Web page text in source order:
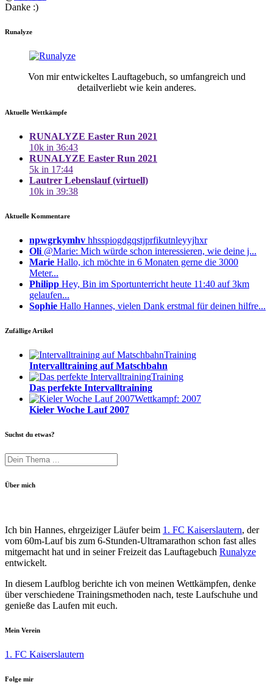
Danke :)
Runalyze
Von mir entwickeltes Lauftagebuch, so umfangreich und
detailverliebt wie kein anderes.
Aktuelle Wettkämpfe
RUNALYZE Easter Run 2021
10k in 36:43
RUNALYZE Easter Run 2021
5k in 17:44
Lautrer Lebenslauf (virtuell)
10k in 39:38
Aktuelle Kommentare
npwgrkymhv hhsspiogdgqstjprfikutnleyyjhxr
Oli @Marie: Mich würde schon interessieren, wie deine j...
Marie Hallo, ich möchte in 6 Monaten gerne die 3000
Meter...
Philipp Hey, Bin im Sportunterricht heute 11:40 auf 3km
gelaufen...
Sophie Hallo Hannes, vielen Dank erstmal für deinen hilfre...
Zufällige Artikel
Training
Intervalltraining auf Matschbahn
Training
Das perfekte Intervalltraining
Wettkampf: 2007
Kieler Woche Lauf 2007
Suchst du etwas?
Über mich
Ich bin Hannes, ehrgeiziger Läufer beim 1. FC Kaiserslautern, der
vom 60m-Lauf bis zum 6-Stunden-Ultramarathon schon fast alles
mitgemacht hat und in seiner Freizeit das Lauftagebuch Runalyze
entwickelt.
In diesem Laufblog berichte ich von meinen Wettkämpfen, denke
über verschiedene Trainingsmethoden nach, teste Laufschuhe und
genieße das Laufen mit euch.
Mein Verein
1. FC Kaiserslautern
Folge mir